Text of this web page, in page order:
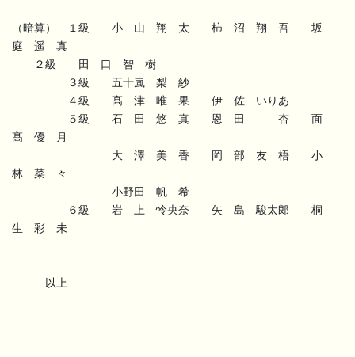
（暗算） １級 小 山 翔 太 柿 沼 翔 吾 坂
庭 遥 真
２級 田 口 智 樹
３級 五十嵐 梨 紗
４級 髙 津 唯 果 伊 佐 いりあ
５級 石 田 悠 真 恩 田 杏 面
髙 優 月
大 澤 美 香 岡 部 友 梧 小
林 菜 々
小野田 帆 希
６級 岩 上 怜央奈 矢 島 駿太郎 桐
生 彩 未
以上